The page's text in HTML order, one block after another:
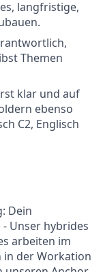
langfristige,
Themen
klar und auf
ebenso
C2, Englisch
Dein
Unser hybrides
arbeiten im
in der Workation